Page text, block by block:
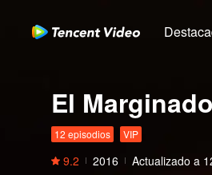
El Marginado
12 episodios VIP
9.2 2016 Actualizado a